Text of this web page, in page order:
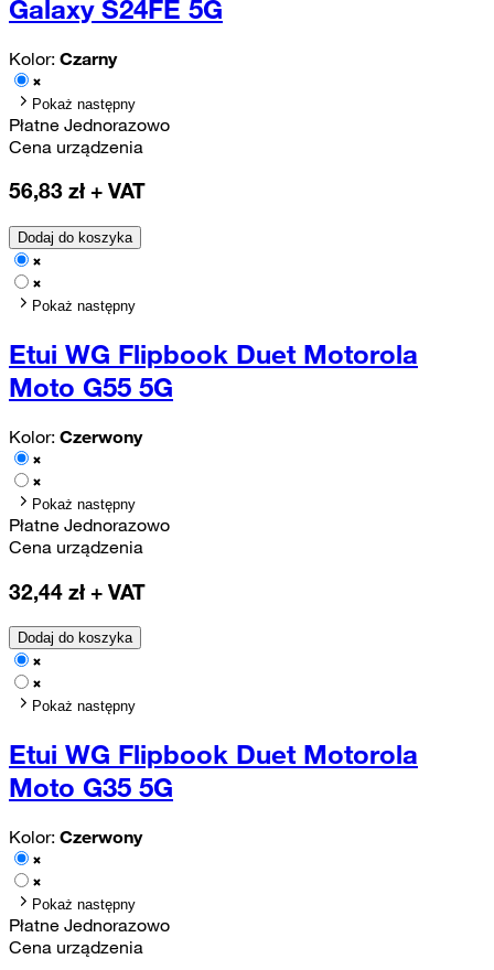
Galaxy S24FE 5G
Kolor: Czarny
Pokaż następny
Płatne Jednorazowo
Cena urządzenia
56,83 zł + VAT
Dodaj do koszyka
Pokaż następny
Etui WG Flipbook Duet Motorola
Moto G55 5G
Kolor: Czerwony
Pokaż następny
Płatne Jednorazowo
Cena urządzenia
32,44 zł + VAT
Dodaj do koszyka
Pokaż następny
Etui WG Flipbook Duet Motorola
Moto G35 5G
Kolor: Czerwony
Pokaż następny
Płatne Jednorazowo
Cena urządzenia